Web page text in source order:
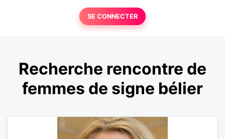
SE CONNECTER
Recherche rencontre de
femmes de signe bélier